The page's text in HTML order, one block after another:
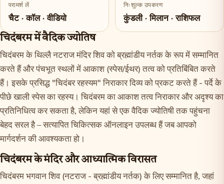
परामर्श लें
चैट · कॉल · वीडियो
निःशुल्क उपकरण
कुंडली · मिलान · राशिफल
चिदंबरम में वैदिक ज्योतिष
चिदंबरम के थिल्लै नटराज मंदिर शिव को ब्रह्मांडीय नर्तक के रूप में सम्मानित
करते हैं और पंचभूत स्थलों में आकाश (स्पेस/ईथर) तत्व को प्रतिबिंबित करते
हैं। इसके प्रसिद्ध "चिदंबर रहस्यम" निराकार दिव्य को प्रकट करते हैं - पर्दे के
पीछे खाली स्पेस का रहस्य। चिदंबरम का आकाश तत्व निराकार और अदृश्य का
प्रतिनिधित्व कर सकता है, लेकिन यहां से एक वैदिक ज्योतिषी तक पहुंचना
बेहद सरल है – सत्यापित चिकित्सक ऑनलाइन उपलब्ध हैं जब आपको
मार्गदर्शन की आवश्यकता हो।
चिदंबरम के मंदिर और आध्यात्मिक विरासत
चिदंबरम भगवान शिव (नटराज - ब्रह्मांडीय नर्तक) के लिए सम्मानित है, जहां